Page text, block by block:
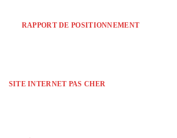
RAPPORT DE POSITIONNEMENT
SITE INTERNET PAS CHER